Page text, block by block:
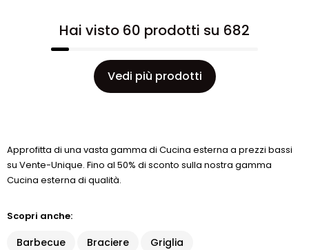
Hai visto 60 prodotti su 682
Vedi più prodotti
Approfitta di una vasta gamma di Cucina esterna a prezzi bassi
su Vente-Unique. Fino al 50% di sconto sulla nostra gamma
Cucina esterna di qualità.
Scopri anche:
Barbecue Braciere Griglia